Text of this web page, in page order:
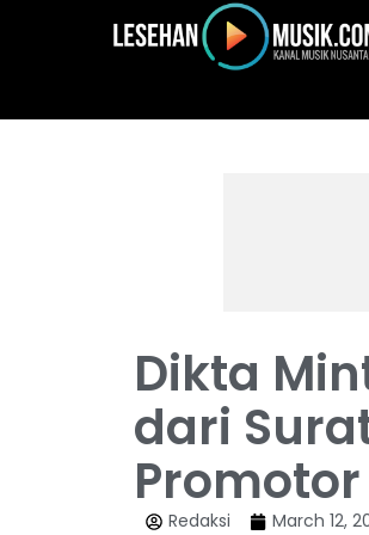
Dikta
dari
Promotor
Redaksi March 12,